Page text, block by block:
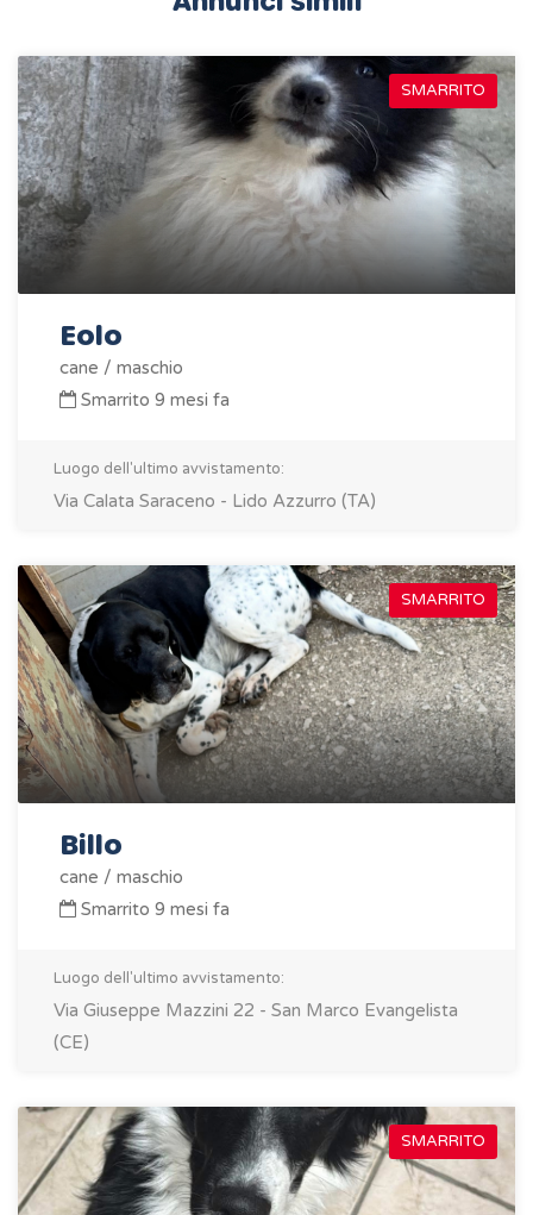
SMARRITO
Eolo
cane / maschio
Smarrito 9 mesi fa
Luogo dell'ultimo avvistamento:
Via Calata Saraceno - Lido Azzurro (TA)
SMARRITO
Billo
cane / maschio
Smarrito 9 mesi fa
Luogo dell'ultimo avvistamento:
Via Giuseppe Mazzini 22 - San Marco Evangelista
(CE)
SMARRITO